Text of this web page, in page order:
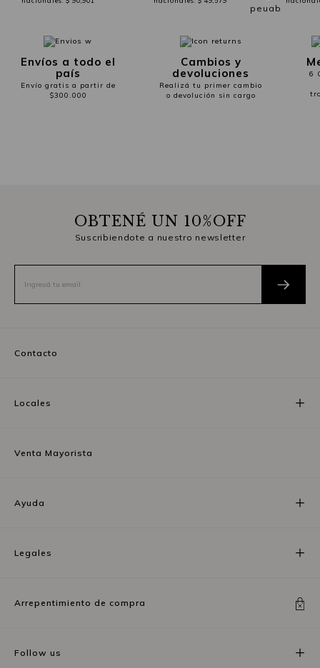
Envíos a todo el
país
Envío gratis a partir de
$300.000
Cambios y
devoluciones
Realizá tu primer cambio
o devolución sin cargo
6
OBTENÉ UN 10%OFF
Suscribiendote a nuestro newsletter
Contacto
Locales
Venta Mayorista
Ayuda
Legales
Arrepentimiento de compra
Follow us